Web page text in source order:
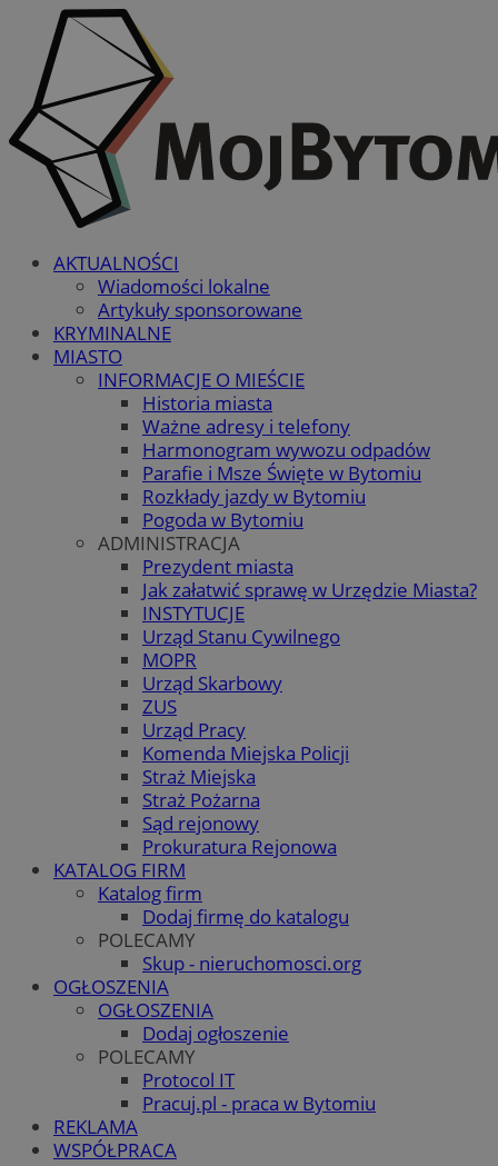
AKTUALNOŚCI
Wiadomości lokalne
Artykuły sponsorowane
KRYMINALNE
MIASTO
INFORMACJE O MIEŚCIE
Historia miasta
Ważne adresy i telefony
Harmonogram wywozu odpadów
Parafie i Msze Święte w Bytomiu
Rozkłady jazdy w Bytomiu
Pogoda w Bytomiu
ADMINISTRACJA
Prezydent miasta
Jak załatwić sprawę w Urzędzie Miasta?
INSTYTUCJE
Urząd Stanu Cywilnego
MOPR
Urząd Skarbowy
ZUS
Urząd Pracy
Komenda Miejska Policji
Straż Miejska
Straż Pożarna
Sąd rejonowy
Prokuratura Rejonowa
KATALOG FIRM
Katalog firm
Dodaj firmę do katalogu
POLECAMY
Skup - nieruchomosci.org
OGŁOSZENIA
OGŁOSZENIA
Dodaj ogłoszenie
POLECAMY
Protocol IT
Pracuj.pl - praca w Bytomiu
REKLAMA
WSPÓŁPRACA